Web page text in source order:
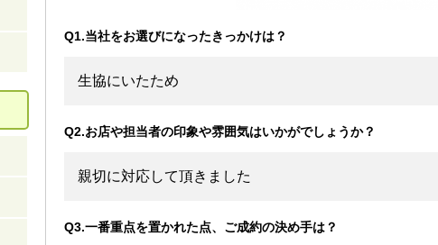
Q1.当社をお選びになったきっかけは？
生協にいたため
Q2.お店や担当者の印象や雰囲気はいかがでしょうか？
親切に対応して頂きました
Q3.一番重点を置かれた点、ご成約の決め手は？